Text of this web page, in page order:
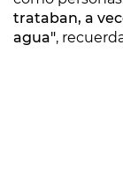
trataban, a
agua",